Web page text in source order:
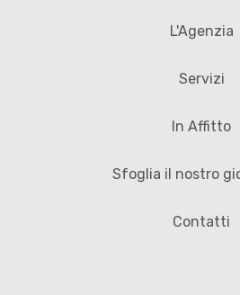
L'Agenzia
Servizi
In Affitto
Sfoglia il nostro
Contatti